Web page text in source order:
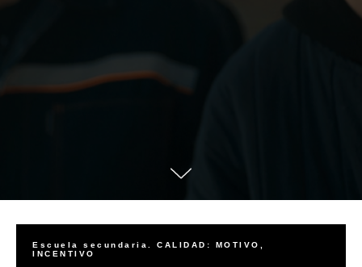
Escuela secundaria. CALIDAD: MOTIVO,
INCENTIVO